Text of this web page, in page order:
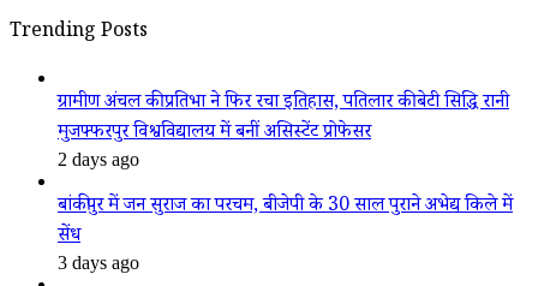
Trending Posts
ग्रामीण अंचल की प्रतिभा ने फिर रचा इतिहास, पतिलार की बेटी सिद्धि रानी
मुजफ्फरपुर विश्वविद्यालय में बनीं असिस्टेंट प्रोफेसर
2 days ago
बांकीपुर में जन सुराज का परचम, बीजेपी के 30 साल पुराने अभेद्य किले में
सेंध
3 days ago